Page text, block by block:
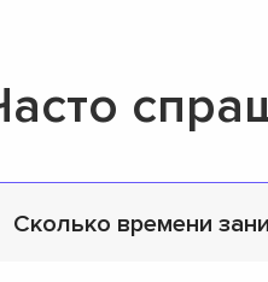
Сколько времени